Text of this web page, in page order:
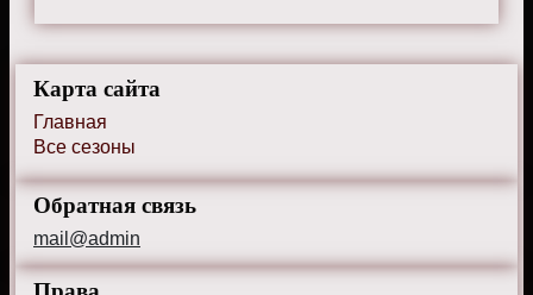
Карта сайта
Главная
Все сезоны
Обратная связь
mail@admin